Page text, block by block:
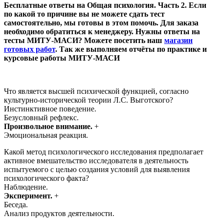
Бесплатные ответы на Общая психология. Часть 2. Если
по какой то причине вы не можете сдать тест
самостоятельно, мы готовы в этом помочь. Для заказа
необходимо обратиться к менеджеру. Нужны ответы на
тесты МИТУ-МАСИ? Можете посетить наш магазин
готовых работ. Так же выполняем отчёты по практике и
курсовые работы МИТУ-МАСИ
Что является высшей психической функцией, согласно
культурно-исторической теории Л.С. Выготского?
Инстинктивное поведение.
Безусловный рефлекс.
Произвольное внимание. +
Эмоциональная реакция.
Какой метод психологического исследования предполагает
активное вмешательство исследователя в деятельность
испытуемого с целью создания условий для выявления
психологического факта?
Наблюдение.
Эксперимент. +
Беседа.
Анализ продуктов деятельности.